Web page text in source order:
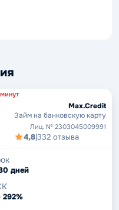
Max.Credit
Займ на банковскую карту
Лиц. № 2303045009991
4,8|332 отзыва
дней